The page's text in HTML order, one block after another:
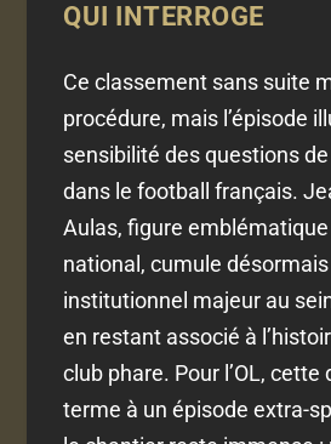
QUI INTERROGE
Ce classement sans suite
procédure, mais l’épisode
sensibilité des questions
dans le football français.
Aulas, figure
national, cumule
institutionnel majeur au
en restant associé à
club phare. Pour l’OL,
terme à un épisode extra-